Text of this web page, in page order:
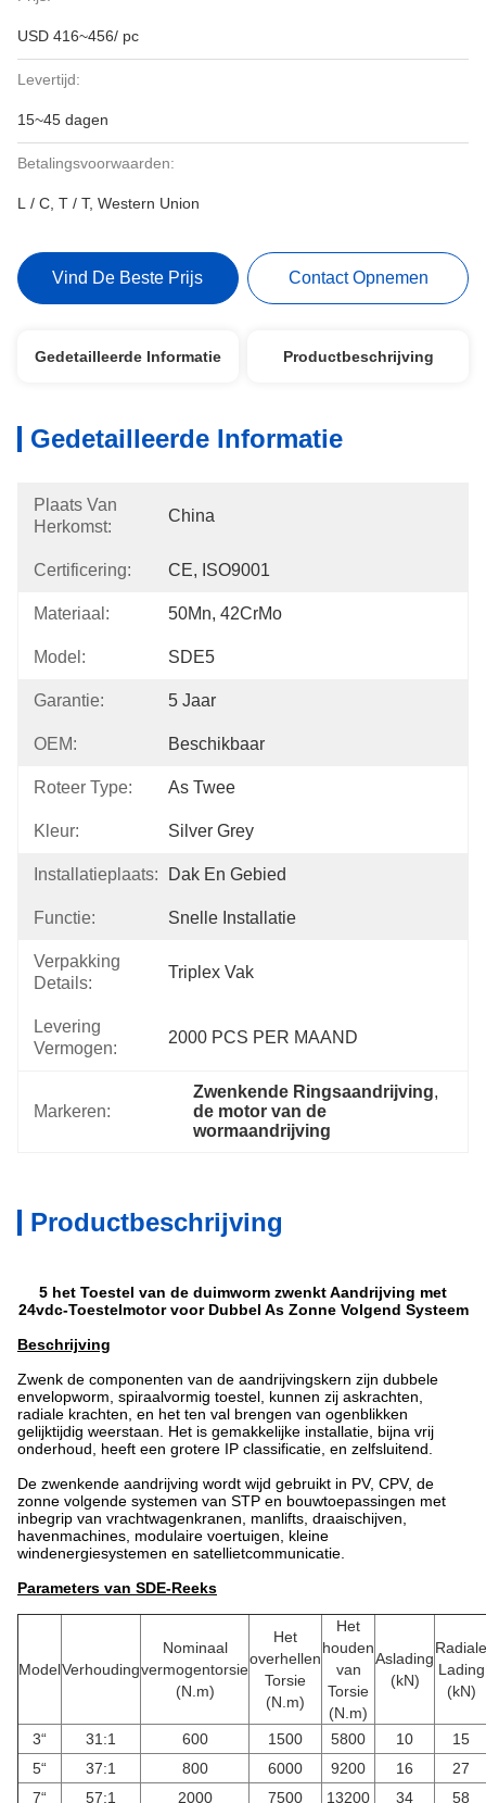
USD 416~456/ pc
Levertijd:
15~45 dagen
Betalingsvoorwaarden:
L / C, T / T, Western Union
Vind De Beste Prijs Contact Opnemen
Gedetailleerde Informatie Productbeschrijving
Gedetailleerde Informatie
Plaats Van
Herkomst:
China
Certificering: CE, ISO9001
Materiaal: 50Mn, 42CrMo
Model: SDE5
Garantie: 5 Jaar
OEM: Beschikbaar
Roteer Type: As Twee
Kleur: Silver Grey
Installatieplaats: Dak En Gebied
Functie: Snelle Installatie
Verpakking
Details:
Triplex Vak
Levering
Vermogen:
2000 PCS PER MAAND
Markeren:
Zwenkende Ringsaandrijving,
de motor van de
wormaandrijving
Productbeschrijving
5 het Toestel van de duimworm zwenkt Aandrijving met
24vdc-Toestelmotor voor Dubbel As Zonne Volgend Systeem
Beschrijving
Zwenk de componenten van de aandrijvingskern zijn dubbele
envelopworm, spiraalvormig toestel, kunnen zij askrachten,
radiale krachten, en het ten val brengen van ogenblikken
gelijktijdig weerstaan. Het is gemakkelijke installatie, bijna vrij
onderhoud, heeft een grotere IP classificatie, en zelfsluitend.
De zwenkende aandrijving wordt wijd gebruikt in PV, CPV, de
zonne volgende systemen van STP en bouwtoepassingen met
inbegrip van vrachtwagenkranen, manlifts, draaischijven,
havenmachines, modulaire voertuigen, kleine
windenergiesystemen en satellietcommunicatie.
Parameters van SDE-Reeks
ModelVerhouding
Nominaal
vermogentorsie
(N.m)
Het
overhellen
Torsie
(N.m)
Het
houden
van
Torsie
(N.m)
Aslading
(kN)
Radiale
Lading
(kN)
3“ 31:1 600 1500 5800 10
15
5“
37:1 800 6000 9200 16
27
7“
57:1 2000 7500 13200 34 58